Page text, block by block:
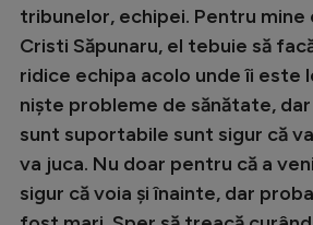
Alte sporturi
JO 2024
JO 2026
tribunelor, echipei. Pentru
Cristi Săpunaru, el tebuie să
ridice echipa acolo unde îi este
niște probleme de sănătate,
sunt suportabile sunt sigur că
va juca. Nu doar pentru că a
sigur că voia și înainte, dar